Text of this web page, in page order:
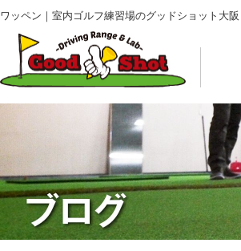
ワッペン｜室内ゴルフ練習場のグッドショット大阪